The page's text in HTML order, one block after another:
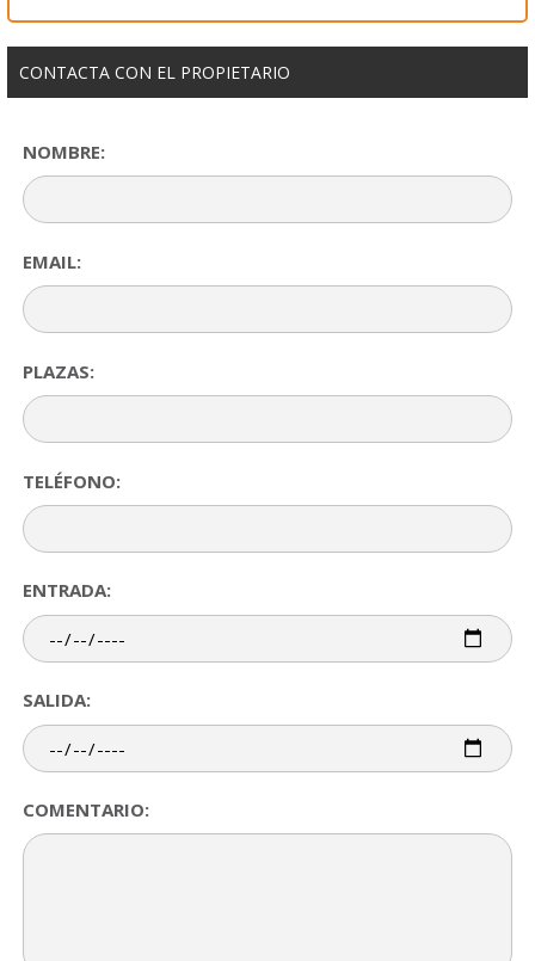
CONTACTA CON EL PROPIETARIO
NOMBRE:
EMAIL:
PLAZAS:
TELÉFONO:
ENTRADA:
SALIDA:
COMENTARIO: